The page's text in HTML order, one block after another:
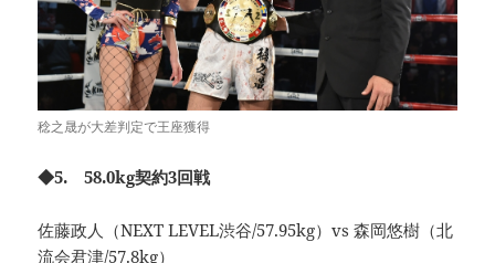
稔之晟が大差判定で王座獲得
◆5. 58.0kg契約3回戦
佐藤政人（NEXT LEVEL渋谷/57.95kg）vs 森岡悠樹（北
流会君津/57.8kg）